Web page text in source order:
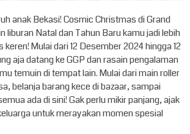
anak Bekasi! Cosmic Christmas di Grand
liburan Natal dan Tahun Baru kamu jadi lebih
Mulai dari 12 Desember 2024 hingga 12
aja datang ke GGP dan rasain pengalaman
temuin di tempat lain. Mulai dari main roller
belanja barang kece di bazaar, sampai
ada di sini! Gak perlu mikir panjang, ajak
untuk merayakan momen spesial